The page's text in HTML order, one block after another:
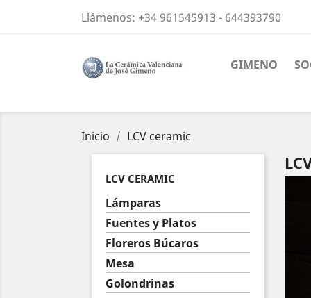
Llámenos: +34 961545913 - 644393790
GIMENO
Inicio LCV ceramic
LCV CERAMIC
Lámparas
Fuentes y Platos
Floreros Búcaros
Mesa
Golondrinas